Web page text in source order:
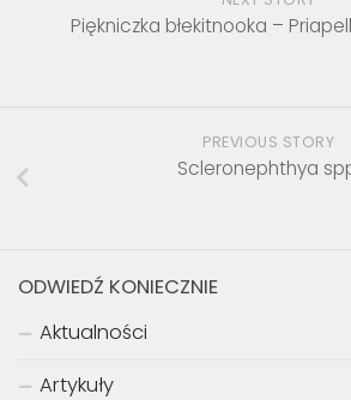
Piękniczka błekitnooka –
PREVIOUS STORY
Scleronephthya
ODWIEDŹ KONIECZNIE
Aktualności
Artykuły